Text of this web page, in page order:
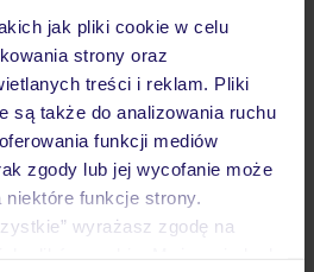
jak pliki cookie w celu
strony oraz
treści i reklam. Pliki
są także do analizowania ruchu
funkcji mediów
zgody lub jej wycofanie może
niektóre funkcje strony.
wyrażasz zgodę na